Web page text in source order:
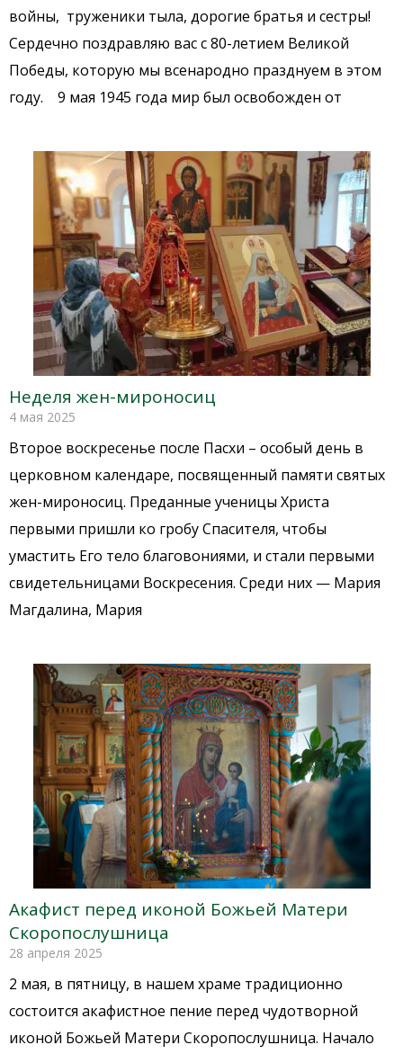
войны, труженики тыла, дорогие братья и сестры!
Сердечно поздравляю вас с 80-летием Великой
Победы, которую мы всенародно празднуем в этом
году. 9 мая 1945 года мир был освобожден от
Неделя жен-мироносиц
4 мая 2025
Второе воскресенье после Пасхи – особый день в
церковном календаре, посвященный памяти святых
жен-мироносиц. Преданные ученицы Христа
первыми пришли ко гробу Спасителя, чтобы
умастить Его тело благовониями, и стали первыми
свидетельницами Воскресения. Среди них — Мария
Магдалина, Мария
Акафист перед иконой Божьей Матери
Скоропослушница
28 апреля 2025
2 мая, в пятницу, в нашем храме традиционно
состоится акафистное пение перед чудотворной
иконой Божьей Матери Скоропослушница. Начало